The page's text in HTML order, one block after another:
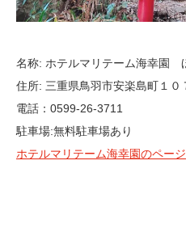
名称: ホテルマリテーム海幸園
住所: 三重県鳥羽市安楽島町１０
電話：0599-26-3711
駐車場:無料駐車場あり
ホテルマリテーム海幸園のページ